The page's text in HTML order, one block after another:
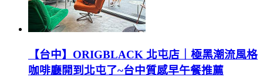
【台中】ORIGBLACK 北屯店｜極黑潮流風格
咖啡廳開到北屯了~台中質感早午餐推薦